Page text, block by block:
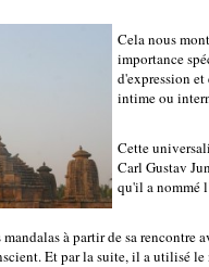
Cela nous
importance
d'expression
intime ou
Cette
Carl Gustav
qu'il a nommé
à partir de sa
Et par la suite, il a utilisé